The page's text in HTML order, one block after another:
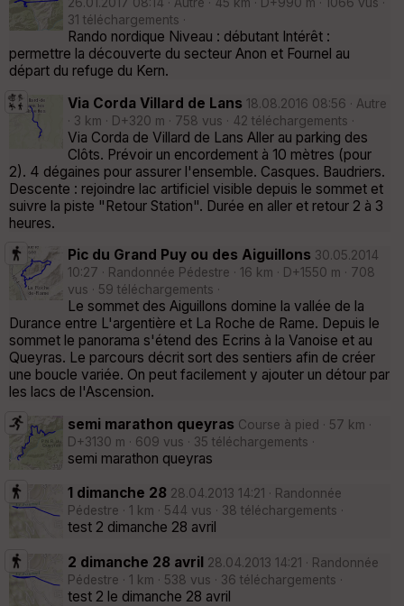
26.01.2017 08:14 · Autre · 45 km · D+990 m · 1066 vus ·
31 téléchargements ·
Rando nordique Niveau : débutant Intérêt :
permettre la découverte du secteur Anon et Fournel au
départ du refuge du Kern.
Via Corda Villard de Lans 18.08.2016 08:56 · Autre
· 3 km · D+320 m · 758 vus · 42 téléchargements ·
Via Corda de Villard de Lans Aller au parking des
Clôts. Prévoir un encordement à 10 mètres (pour
2). 4 dégaines pour assurer l'ensemble. Casques. Baudriers.
Descente : rejoindre lac artificiel visible depuis le sommet et
suivre la piste "Retour Station". Durée en aller et retour 2 à 3
heures.
Pic du Grand Puy ou des Aiguillons 30.05.2014
10:27 · Randonnée Pédestre · 16 km · D+1550 m · 708
vus · 59 téléchargements ·
Le sommet des Aiguillons domine la vallée de la
Durance entre L'argentière et La Roche de Rame. Depuis le
sommet le panorama s'étend des Ecrins à la Vanoise et au
Queyras. Le parcours décrit sort des sentiers afin de créer
une boucle variée. On peut facilement y ajouter un détour par
les lacs de l'Ascension.
semi marathon queyras Course à pied · 57 km ·
D+3130 m · 609 vus · 35 téléchargements ·
semi marathon queyras
1 dimanche 28 28.04.2013 14:21 · Randonnée
Pédestre · 1 km · 544 vus · 38 téléchargements ·
test 2 dimanche 28 avril
2 dimanche 28 avril 28.04.2013 14:21 · Randonnée
Pédestre · 1 km · 538 vus · 36 téléchargements ·
test 2 le dimanche 28 avril